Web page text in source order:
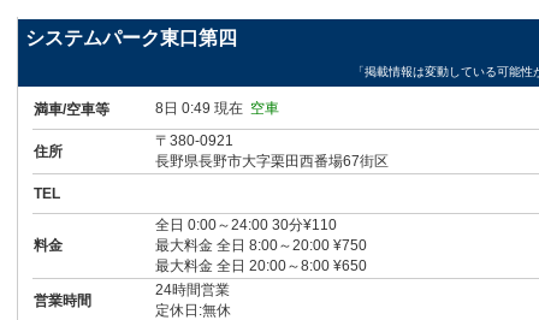
システムパーク東口第四
「掲載情報は変動している可能
満車/空車等 8日 0:49 現在 空車
住所
〒380-0921
長野県長野市大字栗田西番場67街区
TEL
料金
全日 0:00～24:00 30分¥110
最大料金 全日 8:00～20:00 ¥750
最大料金 全日 20:00～8:00 ¥650
営業時間
24時間営業
定休日:無休